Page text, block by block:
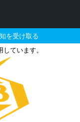
を受け取る
ています。
ンダム3